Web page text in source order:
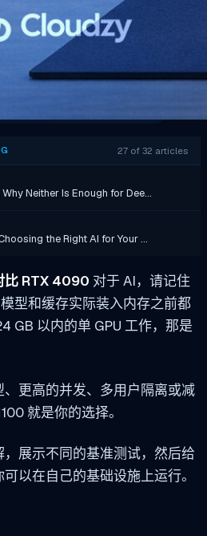
27 of 32 articles
Neither Is Enough for Dee…
the Right AI for Your …
比 RTX 4090 对于 AI，请记住
型和缓存实际装入内存之前都
GB 以内的单 GPU 工作，那是
更高的并发、多用户隔离或减
就是你的选择。
展示不同的基准测试，然后给
以在自己的基础设施上运行。